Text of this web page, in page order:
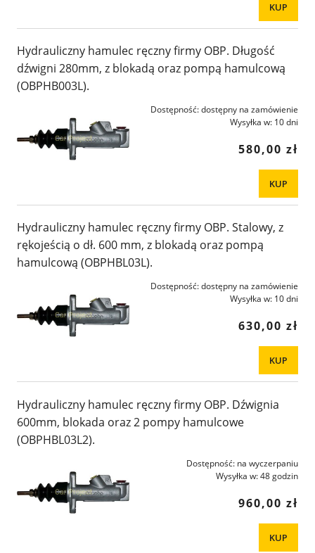
KUP
Hydrauliczny hamulec ręczny firmy OBP. Długość
dźwigni 280mm, z blokadą oraz pompą hamulcową
(OBPHB003L).
Dostępność:dostępny na zamówienie
Wysyłka w: 10 dni
580,00 zł
KUP
Hydrauliczny hamulec ręczny firmy OBP. Stalowy, z
rękojeścią o dł. 600 mm, z blokadą oraz pompą
hamulcową (OBPHBL03L).
Dostępność:dostępny na zamówienie
Wysyłka w: 10 dni
630,00 zł
KUP
Hydrauliczny hamulec ręczny firmy OBP. Dźwignia
600mm, blokada oraz 2 pompy hamulcowe
(OBPHBL03L2).
Dostępność: na wyczerpaniu
Wysyłka w:48 godzin
960,00 zł
KUP